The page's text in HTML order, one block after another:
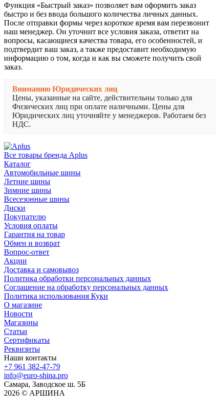
Функция «Быстрый заказ» позволяет вам оформить заказ
быстро и без ввода большого количества личных данных.
После отправки формы через короткое время вам перезвонит
наш менеджер. Он уточнит все условия заказа, ответит на
вопросы, касающиеся качества товара, его особенностей, и
подтвердит ваш заказ, а также предоставит необходимую
информацию о том, когда и как вы сможете получить свой
заказ.
Вниманию Юридических лиц
Цены, указанные на сайте, действительны только для
Физических лиц при оплате наличными. Цены для
Юридических лиц уточняйте у менеджеров. Работаем без
НДС.
Все товары бренда Aplus
Каталог
Автомобильные шины
Летние шины
Зимние шины
Всесезонные шины
Диски
Покупателю
Условия оплаты
Гарантия на товар
Обмен и возврат
Вопрос-ответ
Акции
Доставка и самовывоз
Политика обработки персональных данных
Соглашение на обработку персональных данных
Политика использования Куки
О магазине
Новости
Магазины
Статьи
Сертификаты
Реквизиты
Наши контакты
+7 961 382-47-79
info@euro-shina.pro
Самара, Заводское ш. 5Б
2026 © АРШИНА